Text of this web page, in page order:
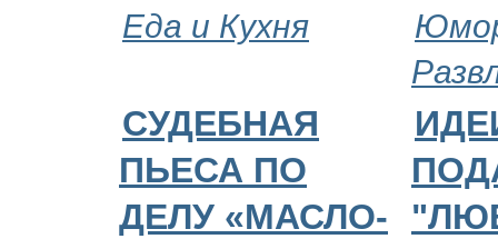
Еда и Кухня
СУДЕБНАЯ
ПЬЕСА ПО
ДЕЛУ «МАСЛО-